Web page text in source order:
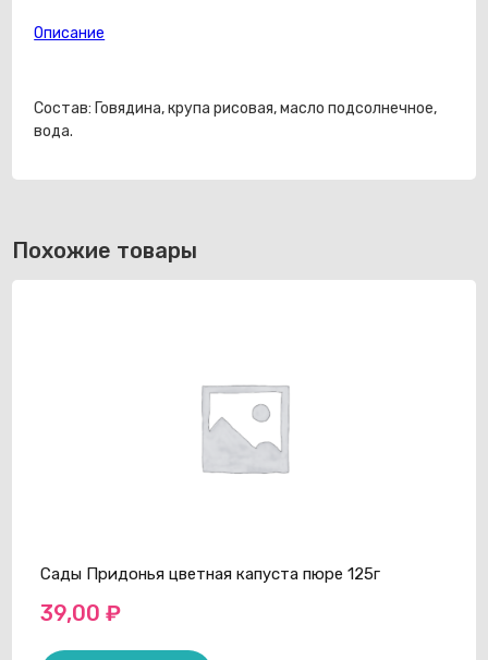
Описание
Состав: Говядина, крупа рисовая, масло подсолнечное,
вода.
Похожие товары
Сады Придонья цветная капуста пюре 125г
39,00₽